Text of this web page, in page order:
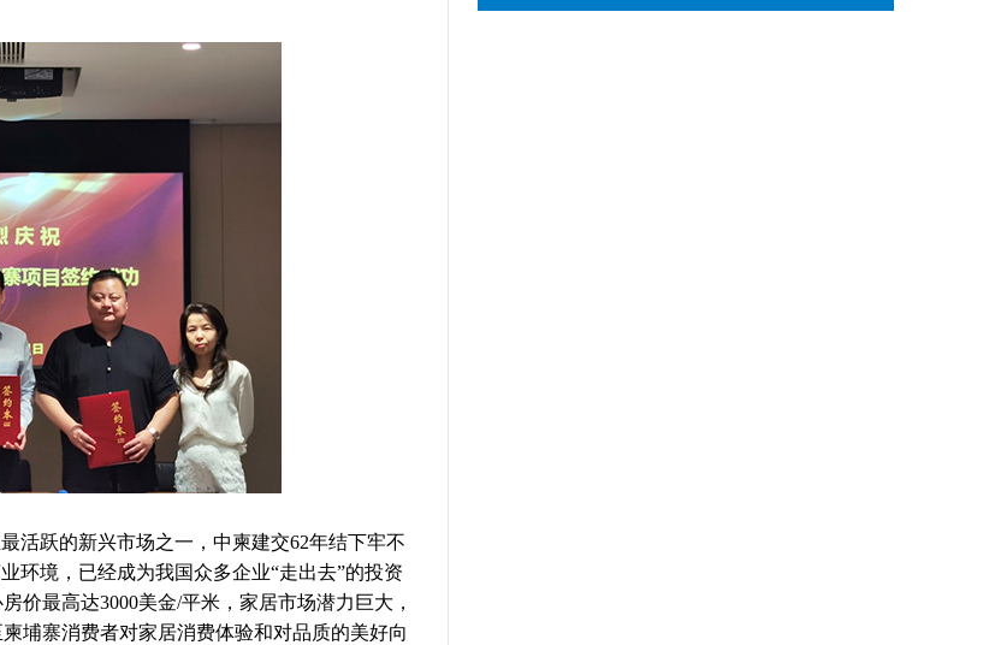
活跃的新兴市场之一，中柬建交62年结下牢不
环境，已经成为我国众多企业“走出去”的投资
价最高达3000美金/平米，家居市场潜力巨大，
埔寨消费者对家居消费体验和对品质的美好向